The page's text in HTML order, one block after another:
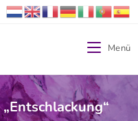
Menü